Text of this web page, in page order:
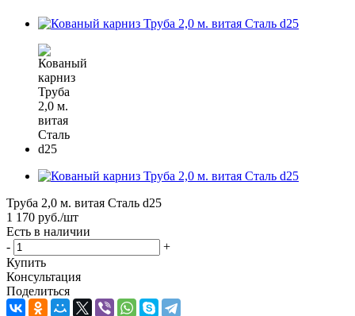
Труба 2,0 м. витая Сталь d25
1 170 руб./шт
Есть в наличии
-
+
Купить
Консультация
Поделиться